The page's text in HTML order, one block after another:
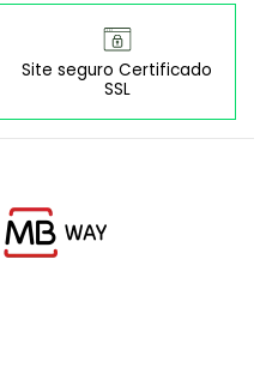
Site seguro Certificado
SSL